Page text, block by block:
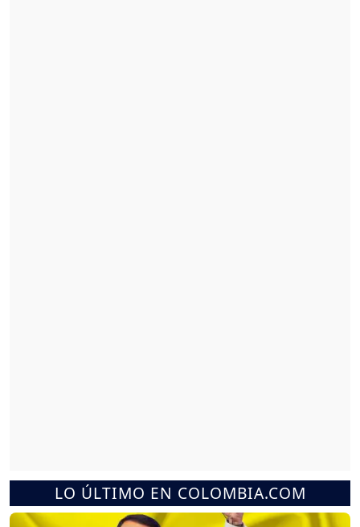
LO ÚLTIMO EN COLOMBIA.COM